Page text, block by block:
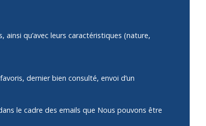
qu’avec leurs caractéristiques (nature,
dernier bien consulté, envoi d’un
le cadre des emails que Nous pouvons être